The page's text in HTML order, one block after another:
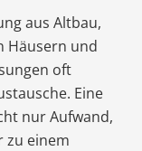
aus Altbau,
Häusern und
oft
Eine
nur Aufwand,
zu einem